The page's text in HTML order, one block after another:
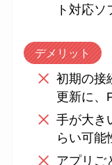
ト対応ソ
デメリット
初期の接
更新に、
手が大き
らい可能
アプリご